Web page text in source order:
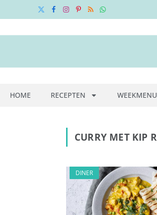
X
FacebookInstagram
Pinterest
RSSWhatsApp
HOME RECEPTEN WEEKMENU
CURRY MET KIP
DINER